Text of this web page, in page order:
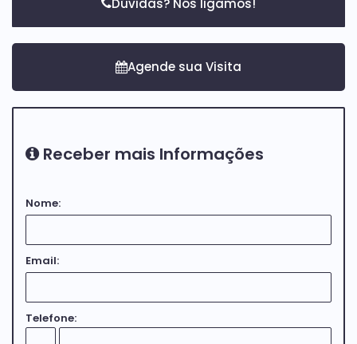
Receber mais Informações
Nome:
Email:
Telefone: